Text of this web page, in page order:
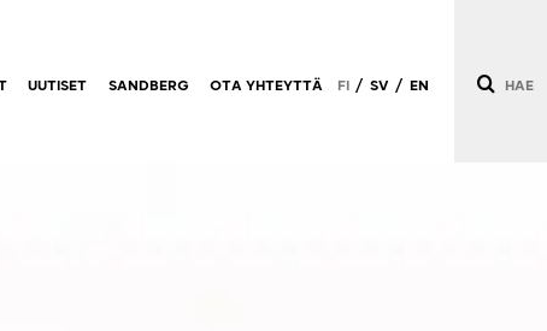
UUTISET SANDBERG OTA YHTEYTTÄ FI / SV / EN